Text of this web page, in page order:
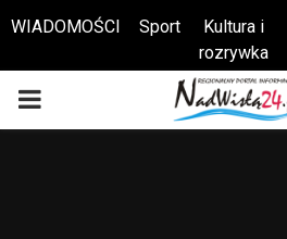
Otwórz pasek narzędzi
WIADOMOŚCI Sport
Kultura i
rozrywka
PRIMARY